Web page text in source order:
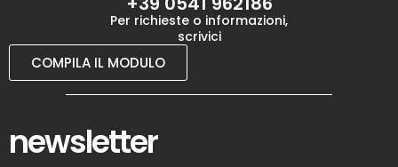
Per richieste o informazioni,
scrivici
COMPILA IL MODULO
newsletter